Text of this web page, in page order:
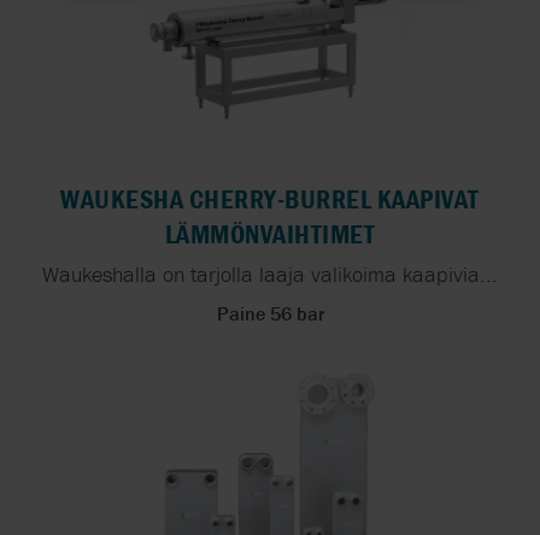
WAUKESHA CHERRY-BURREL KAAPIVAT
LÄMMÖNVAIHTIMET
Waukeshalla on tarjolla laaja valikoima kaapivia...
Paine 56 bar